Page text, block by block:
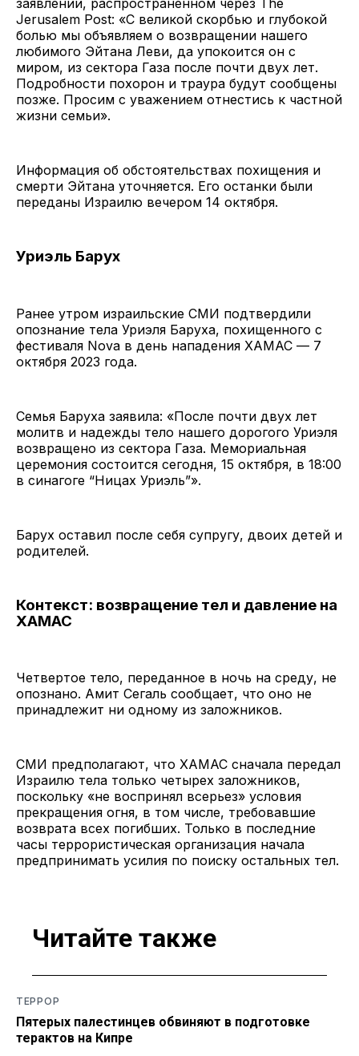
Jerusalem Post: «С великой скорбью и глубокой
болью мы объявляем о возвращении нашего
любимого Эйтана Леви, да упокоится он с
миром, из сектора Газа после почти двух лет.
Подробности похорон и траура будут сообщены
позже. Просим с уважением отнестись к частной
жизни семьи».
Информация об обстоятельствах похищения и
смерти Эйтана уточняется. Его останки были
переданы Израилю вечером 14 октября.
Уриэль Барух
Ранее утром израильские СМИ подтвердили
опознание тела Уриэля Баруха, похищенного с
фестиваля Nova в день нападения ХАМАС — 7
октября 2023 года.
Семья Баруха заявила: «После почти двух лет
молитв и надежды тело нашего дорогого Уриэля
возвращено из сектора Газа. Мемориальная
церемония состоится сегодня, 15 октября, в 18:00
в синагоге “Ницах Уриэль”».
Барух оставил после себя супругу, двоих детей и
родителей.
Контекст: возвращение тел и давление на
ХАМАС
Четвертое тело, переданное в ночь на среду, не
опознано. Амит Сегаль сообщает, что оно не
принадлежит ни одному из заложников.
СМИ предполагают, что ХАМАС сначала передал
Израилю тела только четырех заложников,
поскольку «не воспринял всерьез» условия
прекращения огня, в том числе, требовавшие
возврата всех погибших. Только в последние
часы террористическая организация начала
предпринимать усилия по поиску остальных тел.
Читайте также
ТЕРРОР
Пятерых палестинцев обвиняют в подготовке
терактов на Кипре